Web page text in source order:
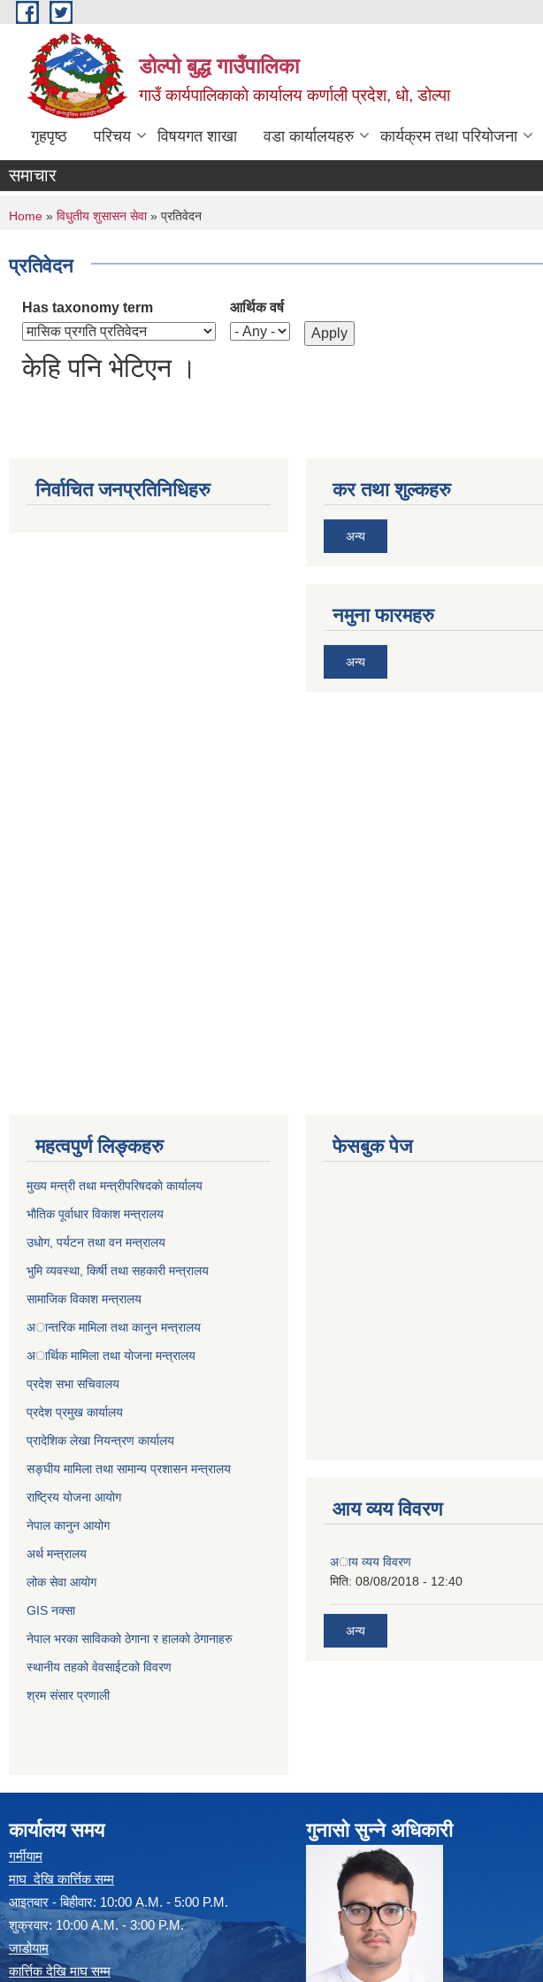
Skip to main content
डोल्पो बुद्ध गाउँपालिका
गाउँ कार्यपालिकाकाे कार्यालय कर्णाली प्रदेश, धो, डोल्पा
गृहपृष्ठ परिचय विषयगत शाखा वडा कार्यालयहरु कार्यक्रम तथा परियोजना
समाचार
You are here
Home » विधुतीय शुसासन सेवा» प्रतिवेदन
प्रतिवेदन
Has taxonomy term आर्थिक वर्ष
केहि पनि भेटिएन ।
निर्वाचित जनप्रतिनिधिहरु कर तथा शुल्कहरु
अन्य
नमुना फारमहरु
अन्य
महत्वपुर्ण लिङ्कहरु
मुख्य मन्त्री तथा मन्त्रीपरिषदकाे कार्यालय
भाैतिक पूर्वाधार विकाश मन्त्रालय
उधाेग, पर्यटन तथा वन मन्त्रालय
भुमि व्यवस्था, किर्षी तथा सहकारी मन्त्रालय
सामाजिक विकाश मन्त्रालय
अान्तरिक मामिला तथा कानुन मन्त्रालय
अार्थिक मामिला तथा याेजना मन्त्रालय
प्रदेश सभा सचिवालय
प्रदेश प्रमुख कार्यालय
प्रादेशिक लेखा नियन्त्रण कार्यालय
सङ्‍घीय मामिला तथा सामान्य प्रशासन मन्त्रालय
राष्ट्रिय योजना आयोग
नेपाल कानुन आयोग
अर्थ मन्त्रालय
लोक सेवा आयोग
GIS नक्सा
नेपाल भरका साविककाे ठेगाना र हालकाे ठेगानाहरु
स्थानीय तहको वेवसाईटको विवरण
श्रम संसार प्रणाली
फेसबुक पेज
आय व्यय विवरण
अाय व्यय विवरण
मिति: 08/08/2018 - 12:40
अन्य
कार्यालय समय
गर्मीयाम
माघ देखि कार्त्तिक सम्म
आइतबार - बिहीवार: 10:00 A.M. - 5:00 P.M.
शुक्रवार: 10:00 A.M. - 3:00 P.M.
जाडोयाम
कार्त्तिक देखि माघ सम्म
गुनासो सुन्ने अधिकारी